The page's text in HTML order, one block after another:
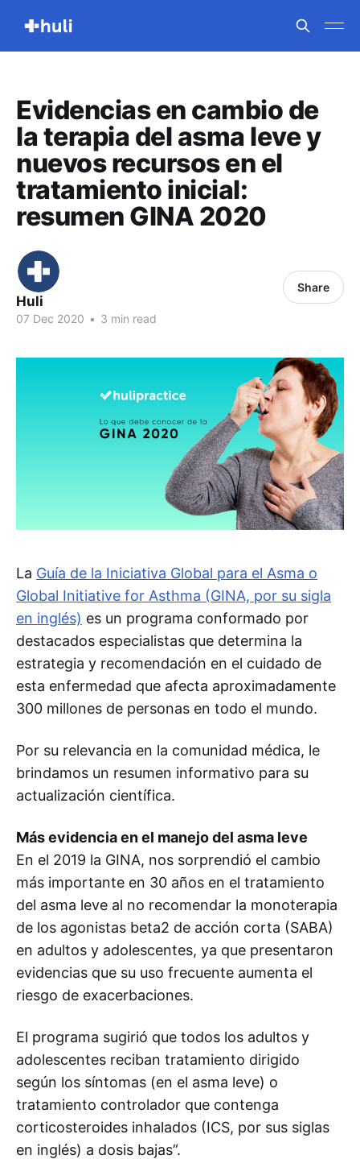
Evidencias en cambio de
la terapia del asma leve y
nuevos recursos en el
tratamiento inicial:
resumen GINA 2020
Huli
07 Dec 2020 • 3 min read
Share
La Guía de la Iniciativa Global para el Asma o
Global Initiative for Asthma (GINA, por su sigla
en inglés) es un programa conformado por
destacados especialistas que determina la
estrategia y recomendación en el cuidado de
esta enfermedad que afecta aproximadamente
300 millones de personas en todo el mundo.
Por su relevancia en la comunidad médica, le
brindamos un resumen informativo para su
actualización científica.
Más evidencia en el manejo del asma leve
En el 2019 la GINA, nos sorprendió el cambio
más importante en 30 años en el tratamiento
del asma leve al no recomendar la monoterapia
de los agonistas beta2 de acción corta (SABA)
en adultos y adolescentes, ya que presentaron
evidencias que su uso frecuente aumenta el
riesgo de exacerbaciones.
El programa sugirió que todos los adultos y
adolescentes reciban tratamiento dirigido
según los síntomas (en el asma leve) o
tratamiento controlador que contenga
corticosteroides inhalados (ICS, por sus siglas
en inglés) a dosis bajas”.